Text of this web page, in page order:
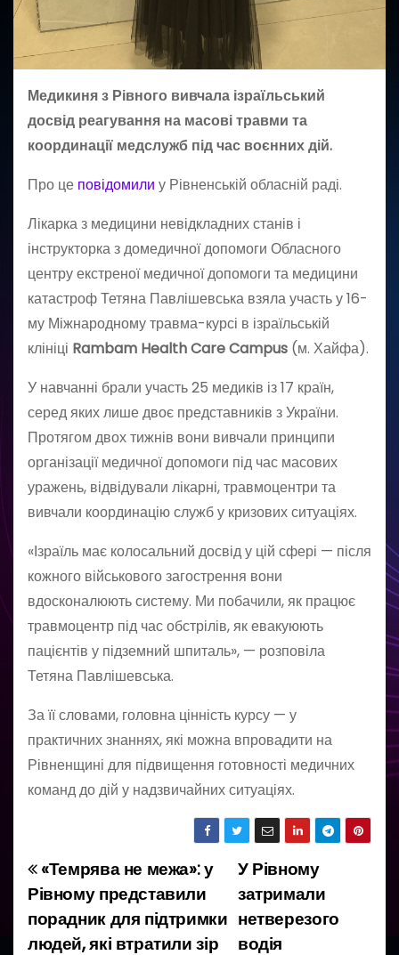
Медикиня з Рівного вивчала ізраїльський
досвід реагування на масові травми та
координації медслужб під час воєнних дій.
Про це повідомили у Рівненській обласній раді.
Лікарка з медицини невідкладних станів і
інструкторка з домедичної допомоги Обласного
центру екстреної медичної допомоги та медицини
катастроф Тетяна Павлішевська взяла участь у 16-
му Міжнародному травма-курсі в ізраїльській
клініці Rambam Health Care Campus (м. Хайфа).
У навчанні брали участь 25 медиків із 17 країн,
серед яких лише двоє представників з України.
Протягом двох тижнів вони вивчали принципи
організації медичної допомоги під час масових
уражень, відвідували лікарні, травмоцентри та
вивчали координацію служб у кризових ситуаціях.
«Ізраїль має колосальний досвід у цій сфері — після
кожного військового загострення вони
вдосконалюють систему. Ми побачили, як працює
травмоцентр під час обстрілів, як евакуюють
пацієнтів у підземний шпиталь», — розповіла
Тетяна Павлішевська.
За її словами, головна цінність курсу — у
практичних знаннях, які можна впровадити на
Рівненщині для підвищення готовності медичних
команд до дій у надзвичайних ситуаціях.
Н
а
У Рівному
затримали
нетверезого
водія
«Темрява не межа»: у
Рівному представили
порадник для підтримки
людей, які втратили зір